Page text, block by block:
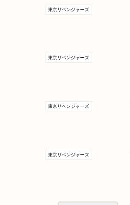
東京リベンジャーズ
東京リベンジャーズ
東京リベンジャーズ
東京リベンジャーズ